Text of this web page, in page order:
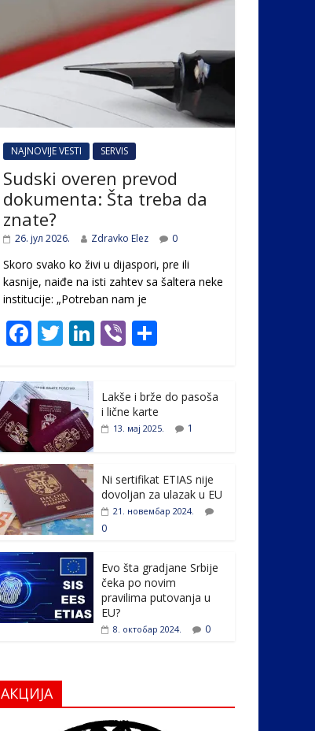
NAJNOVIJE VESTI SERVIS
Sudski overen prevod
dokumenta: Šta treba da
znate?
26. јул 2026. Zdravko Elez 0
Skoro svako ko živi u dijaspori, pre ili
kasnije, naiđe na isti zahtev sa šaltera neke
institucije: „Potreban nam je
F
e
b
o
o
k
T
itt
er
Li
e
dI
Vi
er ar
e
Lakše i brže do pasoša
i lične karte
13. мај 2025. 1
Ni sertifikat ETIAS nije
dovoljan za ulazak u EU
21. новембар 2024.
0
Evo šta gradjane Srbije
čeka po novim
pravilima putovanja u
EU?
8. октобар 2024. 0
АКЦИЈА